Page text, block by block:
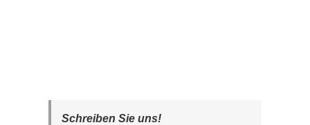
Schreiben Sie uns!